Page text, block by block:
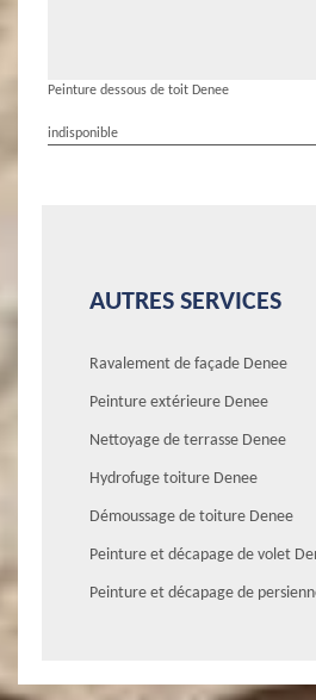
Peinture dessous de toit Denee
indisponible
AUTRES SERVICES
Ravalement de façade Denee
Peinture extérieure Denee
Nettoyage de terrasse Denee
Hydrofuge toiture Denee
Démoussage de toiture Denee
Peinture et décapage de volet
Peinture et décapage de